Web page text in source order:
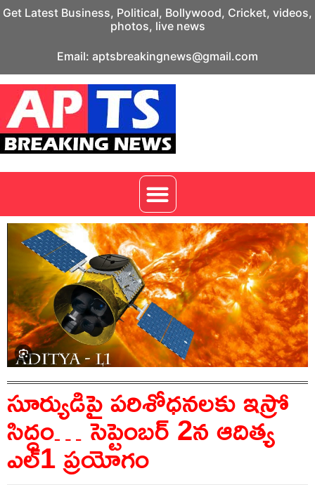
Get Latest Business, Political, Bollywood, Cricket, videos,
photos, live news
Email: aptsbreakingnews@gmail.com
సూర్యుడిపై పరిశోధనలకు ఇస్రో
సిద్ధం… సెప్టెంబర్ 2న ఆదిత్య
ఎల్1 ప్రయోగం